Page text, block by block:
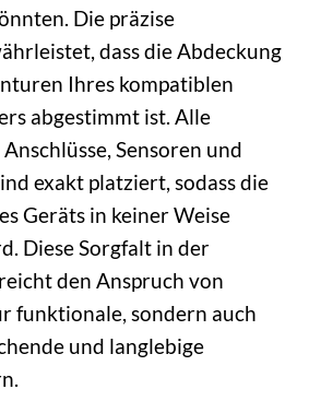
Die präzise
dass die Abdeckung
Ihres kompatiblen
abgestimmt ist. Alle
Sensoren und
exakt platziert, sodass die
Geräts in keiner Weise
Diese Sorgfalt in der
den Anspruch von
funktionale, sondern auch
und langlebige